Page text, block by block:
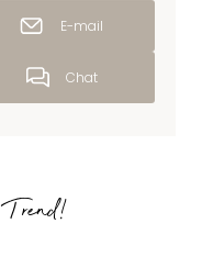
E-mail
Chat